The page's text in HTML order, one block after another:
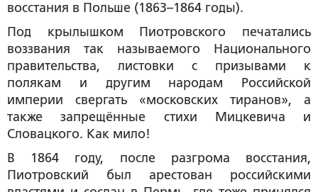
восстания в Польше (1863–1864 годы).
Под крылышком Пиотровского печатались
воззвания так называемого Национального
правительства, листовки с призывами к
полякам и другим народам Российской
империи свергать «московских тиранов», а
также запрещённые стихи Мицкевича и
Словацкого. Как мило!
В 1864 году, после разгрома восстания,
Пиотровский был арестован российскими